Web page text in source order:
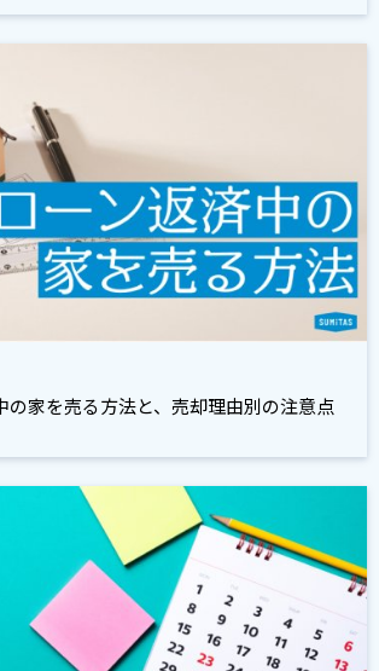
の家を売る方法と、売却理由別の注意点